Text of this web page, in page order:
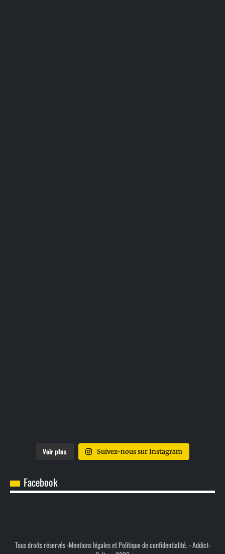
Voir plus Suivez-nous sur Instagram
Facebook
Tous droits réservés -Mentions légales et Politique de confidentialité.- Addict-